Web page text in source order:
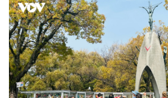
Văn hóa
Giải trí